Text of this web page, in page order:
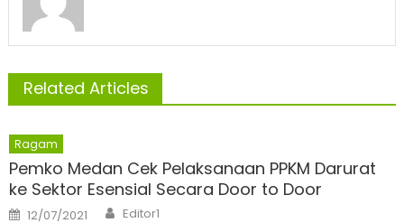
Related Articles
Ragam
Pemko Medan Cek Pelaksanaan PPKM Darurat
ke Sektor Esensial Secara Door to Door
Posted
12/07/2021 Author
Editor1